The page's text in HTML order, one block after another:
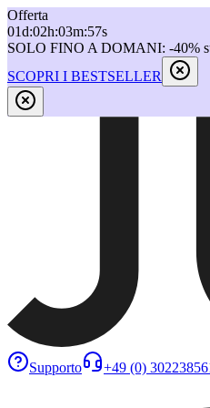
Offerta
01d:02h:03m:57s
SOLO FINO A DOMANI: -40%
SCOPRI I BESTSELLER
Supporto +49 (0)